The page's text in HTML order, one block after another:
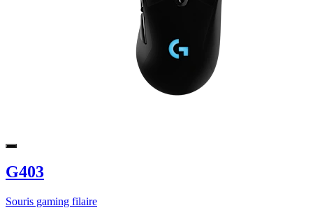
G403
Souris gaming filaire